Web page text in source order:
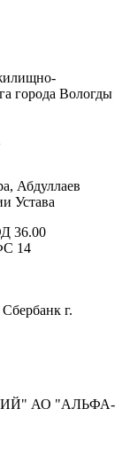
города Вологды
Абдуллаев
Устава
36.00
14
г.
АО "АЛЬФА-